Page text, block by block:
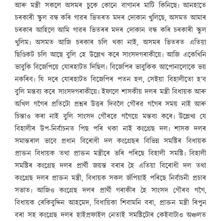
আৰু মন্ত্ৰী সকলে অসমৰ চুকে কোনে বাগানৰ মাটি কিনিছে৷ আনহাতে
চৰকাৰী স্কুল বন্ধ কৰি গাৱৰ ভিতৰত মদৰ দোকান খুলিছে, অসমত আমাৰ
চৰকাৰ আহিলে আমি গাৱৰ ভিতৰৰ মদৰ দোকান বন্ধ কৰি চৰকাৰী স্কুল
খুলিম৷ অসমত আজি চৰকাৰ চলি থকা নাই, অসমৰ ভিতৰত এতিয়া
ছিণ্ডিকট চলি আছে বুলি হে উল্লেখ কৰে সাংসদগৰাকীয়ে৷ আজি একেখিনি
ভাবুকি বিজেপিয়ে যোৰহাটত দিছিল৷ বিজেপিৰ ভাবুকিক আপোনালোকে ভয়
নকৰিব৷ যি দৰে যোৰহাটত বিজেপিৰ পতন হল, সেইয়া বিহালীতো হ’ব
বুলি মন্তব্য কৰে সাংসদগৰাকীয়ে৷ ইফালে শাসকীয় দলৰ মন্ত্ৰী বিধায়ক আৰু
অখিল গগৈৰ প্ৰতিটো প্ৰশ্নৰ উত্তৰ দিবলৈ গৌৰৱ গগৈৰ সময় নাই আৰু
চিন্তাও কৰা নাই বুলি সাংসদ গৌৰৱে গগৈয়ে মন্তব্য কৰে৷ উল্লেখ্য যে
বিহালীৰ উপ-নিৰ্বাচনত পিছ পৰি থকা নাই কংগ্ৰেছ দল৷ শাসক দলৰ
সমান্তৰাল ভাবে প্ৰধান বিৰোধী দল কংগ্ৰেছৰ বিভিন্ন সমষ্টিৰ বিধায়ক
প্ৰাক্তন বিধায়ক তথা প্ৰাক্তন মন্ত্ৰীৰে ভৰি পৰিছে বিহালী সমষ্টি৷ বিহালী
সমষ্টিৰ কংগ্ৰেছ দলৰ প্ৰাৰ্থী জয়ন্ত বৰাৰ হৈ এতিয়া বিৰোধী দল তথা
কংগ্ৰেছ দলৰ প্ৰাক্তন মন্ত্ৰী, বিধায়ক সকল জঁপিয়াই পৰিছে নিৰ্বাচনী প্ৰচাৰ
সভাত৷ আজিও কংগ্ৰেছ দলৰ প্ৰাৰ্থী গৰাকীৰ হৈ সাংসদ গৌৰব গগৈ,
বিধায়ক ৰেকিবুদ্দিন আহমেদ, বিধায়িকা শিবামনি বৰা, প্ৰাক্তন মন্ত্ৰী ৰিপুন
বৰা সহ কংগ্ৰেছ দলৰ হাইপ্ৰফাইল নেতাই সমষ্টিটোৰ কেইবাটাও অঞ্চলত